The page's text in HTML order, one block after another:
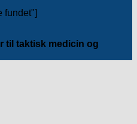
fundet"]
til taktisk medicin og